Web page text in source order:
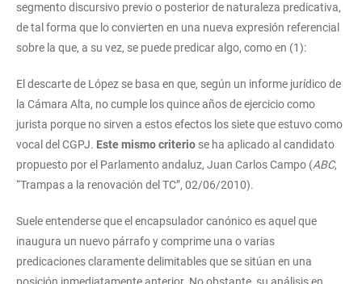
segmento discursivo previo o posterior de naturaleza predicativa,
de tal forma que lo convierten en una nueva expresión referencial
sobre la que, a su vez, se puede predicar algo, como en (1):
El descarte de López se basa en que, según un informe jurídico de
la Cámara Alta, no cumple los quince años de ejercicio como
jurista porque no sirven a estos efectos los siete que estuvo como
vocal del CGPJ. Este mismo criterio se ha aplicado al candidato
propuesto por el Parlamento andaluz, Juan Carlos Campo (ABC,
“Trampas a la renovación del TC”, 02/06/2010).
Suele entenderse que el encapsulador canónico es aquel que
inaugura un nuevo párrafo y comprime una o varias
predicaciones claramente delimitables que se sitúan en una